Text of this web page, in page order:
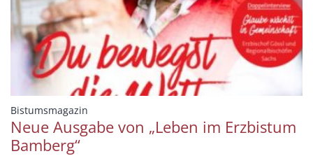
Bistumsmagazin
Neue Ausgabe von „Leben im Erzbistum
Bamberg“